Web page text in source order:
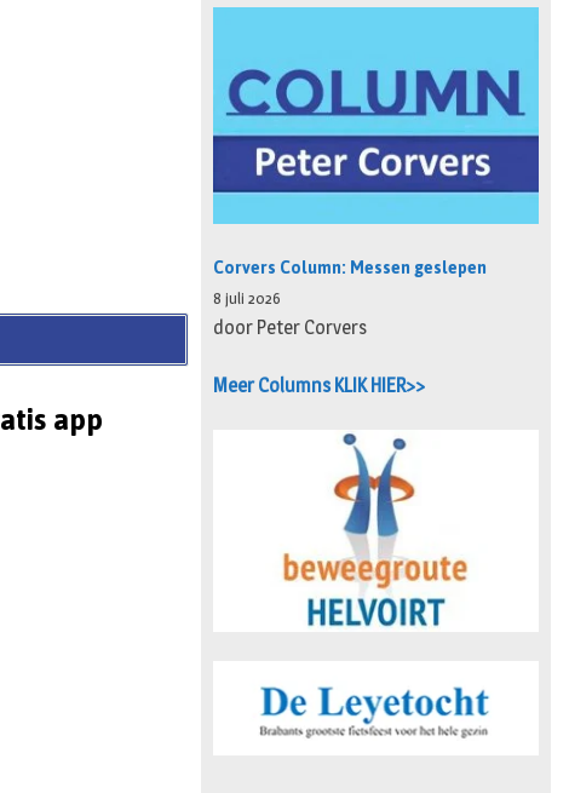
app
Corvers Column: Messen geslepen
8 juli 2026
door Peter Corvers
Meer Columns KLIK HIER>>